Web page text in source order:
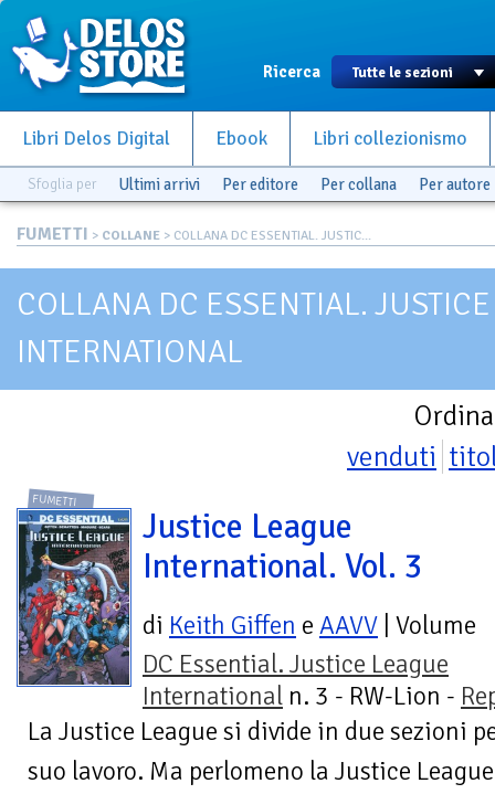
Ricerca
Libri Delos Digital Ebook Libri collezionismo
Sfoglia per Ultimi arrivi Per editore Per collana Per autore
FUMETTI > COLLANE > COLLANA DC ESSENTIAL. JUSTIC...
COLLANA DC ESSENTIAL.
INTERNATIONAL
venduti
FUMETTI
Justice League
International. Vol. 3
di Keith Giffen e AAVV | Volume
DC Essential. Justice League
International n. 3 - RW-Lion -
La Justice League si divide in due sezioni
suo lavoro. Ma perlomeno la Justice